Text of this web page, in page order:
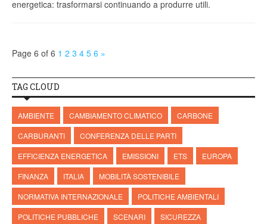
energetica: trasformarsi continuando a produrre utili.
Page 6 of 6 1 2 3 4 5 6 »
TAG CLOUD
AMBIENTE CAMBIAMENTO CLIMATICO
CARBONE
CARBURANTI
CONFERENZA DELLE PARTI
EFFICIENZA ENERGETICA
EMISSIONI ETS
EUROPA
FINANZA
ITALIA
MOBILITÀ SOSTENIBILE
NORMATIVA INTERNAZIONALE
POLITICHE AMBIENTALI
POLITICHE PUBBLICHE
SCENARI
SICUREZZA